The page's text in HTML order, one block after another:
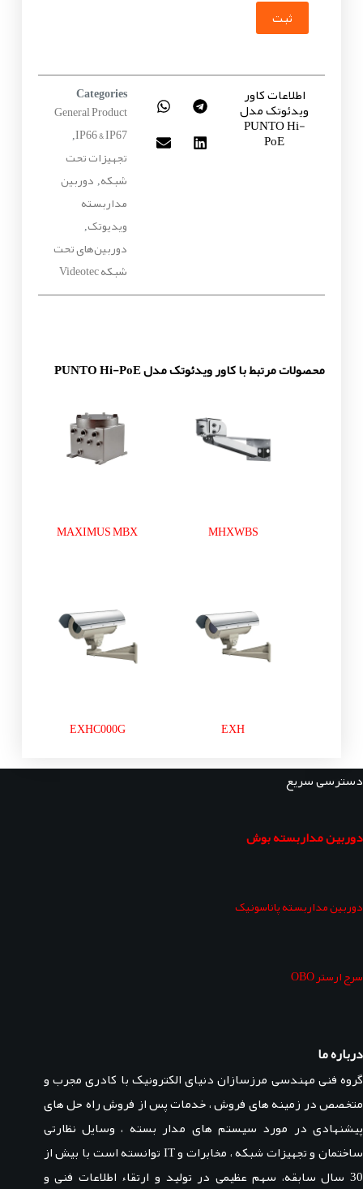
ثبت
اطلاعات کاور
ویدئوتک مدل
PUNTO Hi-
PoE
Categories
General Product
IP66 & IP67
,
تجهیزات تحت
شبکه, دوربین
مداربسته
ویدیوتک,
دوربین‌های تحت
شبکه Videotec
محصولات مرتبط با کاور ویدئوتک مدل PUNTO Hi-PoE
MHXWBS
MAXIMUS MBX
EXH
EXHC000G
دسترسی سریع
دوربین مداربسته بوش
دوربین مداربسته پاناسونیک
سرج ارستر OBO
درباره ما
گروه فنی مهندسی مرزسازان دنیای الکترونیک با کادری مجرب و
متخصص در زمینه های فروش ، خدمات پس از فروش راه حل های
پیشنهادی در مورد سیستم های مدار بسته ، وسایل نظارتی
ساختمان و تجهیزات شبکه ، مخابرات و IT توانسته است با بیش از
30 سال سابقه، سهم عظیمی در تولید و ارتقاء اطلاعات فنی و